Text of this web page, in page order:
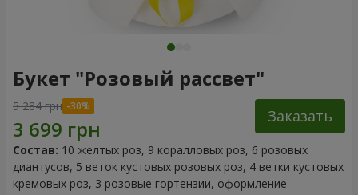
Букет "Розовый рассвет"
5 284 грн
Заказать
Состав: 10 желтых роз, 9 коралловых роз, 6 розовых
диантусов, 5 веток кустовых розовых роз, 4 ветки кустовых
кремовых роз, 3 розовые гортензии, оформление